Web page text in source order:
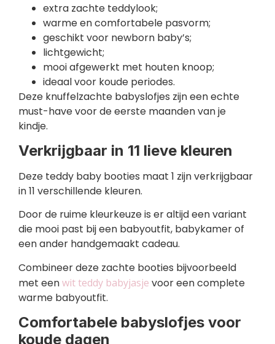
extra zachte teddylook;
warme en comfortabele pasvorm;
geschikt voor newborn baby’s;
lichtgewicht;
mooi afgewerkt met houten knoop;
ideaal voor koude periodes.
Deze knuffelzachte babyslofjes zijn een echte
must-have voor de eerste maanden van je
kindje.
Verkrijgbaar in 11 lieve kleuren
Deze teddy baby booties maat 1 zijn verkrijgbaar
in 11 verschillende kleuren.
Door de ruime kleurkeuze is er altijd een variant
die mooi past bij een babyoutfit, babykamer of
een ander handgemaakt cadeau.
Combineer deze zachte booties bijvoorbeeld
met eenwit teddy babyjasje voor een complete
warme babyoutfit.
Comfortabele babyslofjes voor
koude dagen